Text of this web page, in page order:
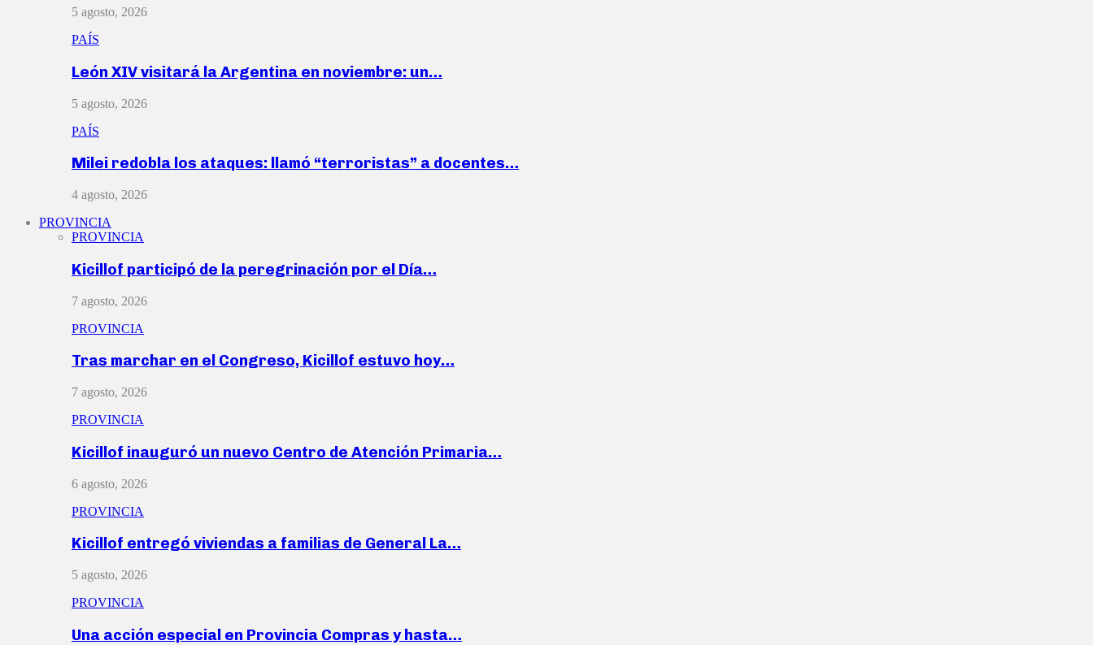
5 agosto, 2026
PAÍS
León XIV visitará la Argentina en noviembre: un…
5 agosto, 2026
PAÍS
Milei redobla los ataques: llamó “terroristas” a docentes…
4 agosto, 2026
PROVINCIA
PROVINCIA
Kicillof participó de la peregrinación por el Día…
7 agosto, 2026
PROVINCIA
Tras marchar en el Congreso, Kicillof estuvo hoy…
7 agosto, 2026
PROVINCIA
Kicillof inauguró un nuevo Centro de Atención Primaria…
6 agosto, 2026
PROVINCIA
Kicillof entregó viviendas a familias de General La…
5 agosto, 2026
PROVINCIA
Una acción especial en Provincia Compras y hasta…